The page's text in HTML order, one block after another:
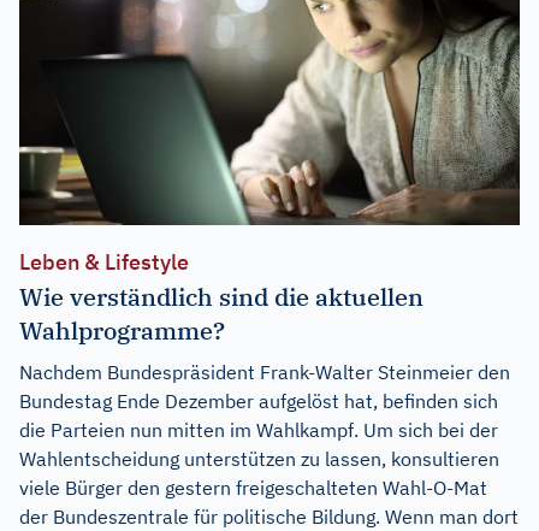
Leben & Lifestyle
Wie verständlich sind die aktuellen
Wahlprogramme?
Nachdem Bundespräsident Frank-Walter Steinmeier den
Bundestag Ende Dezember aufgelöst hat, befinden sich
die Parteien nun mitten im Wahlkampf. Um sich bei der
Wahlentscheidung unterstützen zu lassen, konsultieren
viele Bürger den gestern freigeschalteten Wahl-O-Mat
der Bundeszentrale für politische Bildung. Wenn man dort